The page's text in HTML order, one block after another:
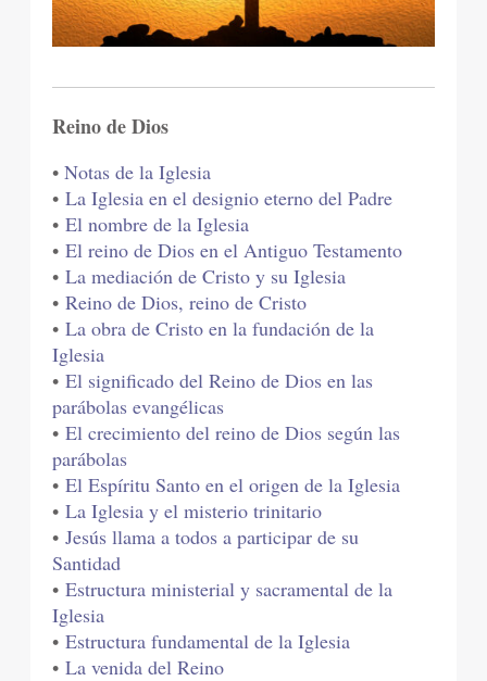
Reino de Dios
•Notas de la Iglesia
•La Iglesia en el designio eterno del Padre
•El nombre de la Iglesia
•El reino de Dios en el Antiguo Testamento
•La mediación de Cristo y su Iglesia
•Reino de Dios, reino de Cristo
•La obra de Cristo en la fundación de la
Iglesia
•El significado del Reino de Dios en las
parábolas evangélicas
•El crecimiento del reino de Dios según las
parábolas
•El Espíritu Santo en el origen de la Iglesia
•La Iglesia y el misterio trinitario
•Jesús llama a todos a participar de su
Santidad
•Estructura ministerial y sacramental de la
Iglesia
•Estructura fundamental de la Iglesia
•La venida del Reino